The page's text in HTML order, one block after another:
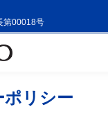
第00018号
ポリシー